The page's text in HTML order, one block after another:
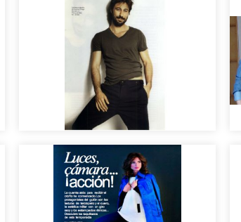
Maquillaje editorial Hugo